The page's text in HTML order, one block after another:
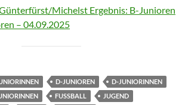
Michelst Ergebnis: B-Junioren
– 04.09.2025
D-JUNIOREN
D-JUNIORINNEN
FUSSBALL
JUGEND